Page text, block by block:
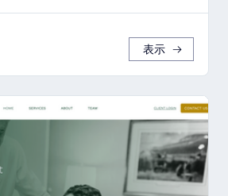
表示